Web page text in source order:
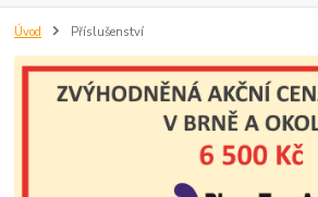
Úvod Příslušenství